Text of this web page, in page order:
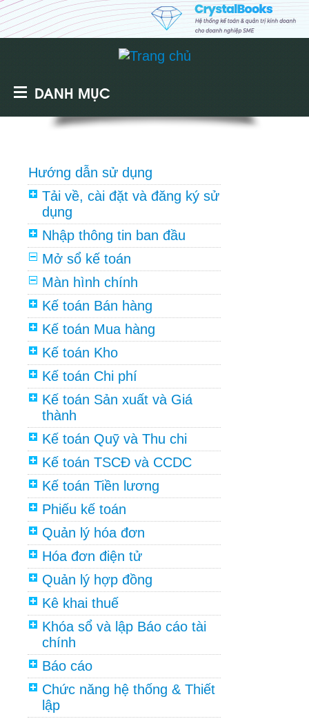
DANH MỤC
Hướng dẫn sử dụng
Tải về, cài đặt và đăng ký sử
dụng
Nhập thông tin ban đầu
Mở sổ kế toán
Màn hình chính
Kế toán Bán hàng
Kế toán Mua hàng
Kế toán Kho
Kế toán Chi phí
Kế toán Sản xuất và Giá
thành
Kế toán Quỹ và Thu chi
Kế toán TSCĐ và CCDC
Kế toán Tiền lương
Phiếu kế toán
Quản lý hóa đơn
Hóa đơn điện tử
Quản lý hợp đồng
Kê khai thuế
Khóa sổ và lập Báo cáo tài
chính
Báo cáo
Chức năng hệ thống & Thiết
lập